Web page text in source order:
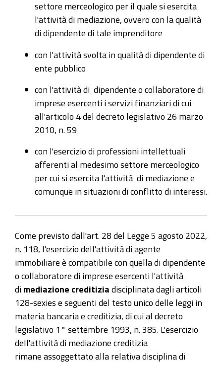
settore merceologico per il quale si esercita
l'attività di mediazione, ovvero con la qualità
di dipendente di tale imprenditore
con l'attività svolta in qualità di dipendente di
ente pubblico
con l'attività di dipendente o collaboratore di
imprese esercenti i servizi finanziari di cui
all'articolo 4 del decreto legislativo 26 marzo
2010, n. 59
con l'esercizio di professioni intellettuali
afferenti al medesimo settore merceologico
per cui si esercita l'attività di mediazione e
comunque in situazioni di conflitto di interessi.
Come previsto dall'art. 28 del Legge 5 agosto 2022,
n. 118, l'esercizio dell'attività di agente
immobiliare è compatibile con quella di dipendente
o collaboratore di imprese esercenti l'attività
di mediazione creditizia disciplinata dagli articoli
128-sexies e seguenti del testo unico delle leggi in
materia bancaria e creditizia, di cui al decreto
legislativo 1° settembre 1993, n. 385. L'esercizio
dell'attività di mediazione creditizia
rimane assoggettato alla relativa disciplina di